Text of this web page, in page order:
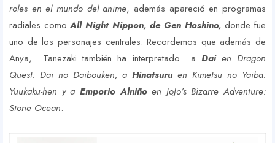
roles en el mundo del anime, además apareció en programas
radiales como All Night Nippon, de Gen Hoshino, donde fue
uno de los personajes centrales. Recordemos que además de
Anya,
Tanezaki también ha interpretado a Daien Dragon
Quest: Dai no Daibouken, a Hinatsuruen Kimetsu no Yaiba:
Yuukaku-hen y a Emporio Alniñoen JoJo’s Bizarre Adventure:
Stone Ocean.